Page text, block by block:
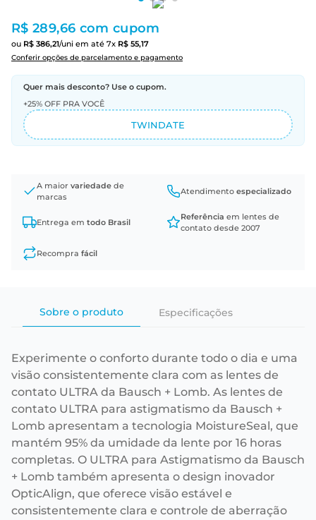
R$ 289,66 com cupom
ou R$ 386,21/uni em até 7x R$ 55,17
Conferir opções de parcelamento e pagamento
Quer mais desconto? Use o cupom.
+25% OFF PRA VOCÊ
TWINDATE
A maior variedade de
marcas
Atendimento especializado
Entrega em todo Brasil
Referência em lentes de
contato desde 2007
Recompra fácil
Sobre o produto Especificações
Experimente o conforto durante todo o dia e uma
visão consistentemente clara com as lentes de
contato ULTRA da Bausch + Lomb. As lentes de
contato ULTRA para astigmatismo da Bausch +
Lomb apresentam a tecnologia MoistureSeal, que
mantém 95% da umidade da lente por 16 horas
completas. O ULTRA para Astigmatismo da Bausch
+ Lomb também apresenta o design inovador
OpticAlign, que oferece visão estável e
consistentemente clara e controle de aberração